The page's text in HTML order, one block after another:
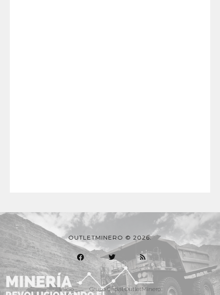
OUTLETMINERO © 2026.
Inicio Grupo Oficial OutletMinero